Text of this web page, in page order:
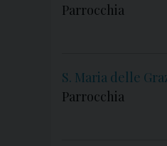
Parrocchia
S. Maria delle
Parrocchia